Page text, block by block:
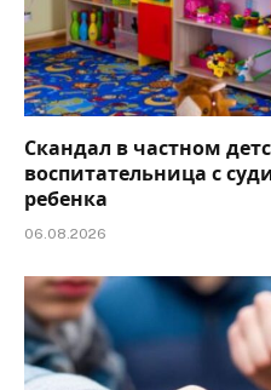
Скандал в частном
воспитательница с
ребенка
06.08.2026